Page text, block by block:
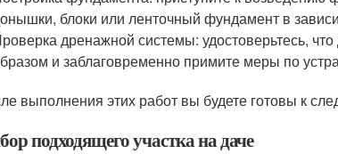
блоки или ленточный фундамент в
дренажной системы: удостоверьтесь,
и заблаговременно примите меры по
выполнения этих работ вы будете готовы к
подходящего участка на даче